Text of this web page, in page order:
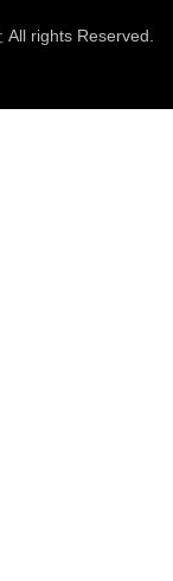
All rights Reserved.